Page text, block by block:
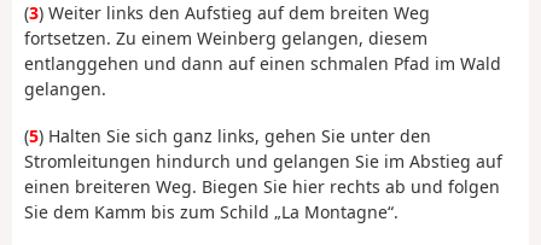
(3) Weiter links den Aufstieg auf dem breiten Weg
fortsetzen. Zu einem Weinberg gelangen, diesem
entlanggehen und dann auf einen schmalen Pfad im Wald
gelangen.
(5) Halten Sie sich ganz links, gehen Sie unter den
Stromleitungen hindurch und gelangen Sie im Abstieg auf
einen breiteren Weg. Biegen Sie hier rechts ab und folgen
Sie dem Kamm bis zum Schild „La Montagne“.